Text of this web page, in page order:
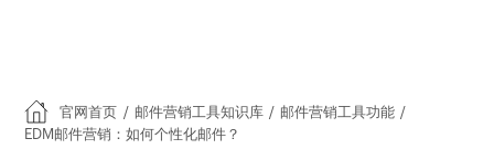
官网首页 / 邮件营销工具知识库 / 邮件营销工具功能 /
EDM邮件营销：如何个性化邮件？